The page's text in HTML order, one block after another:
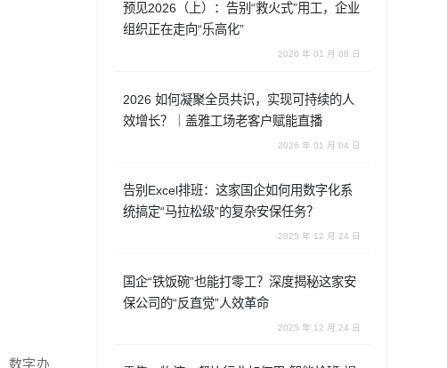
数字办
预见2026（上）：告别“救火式”用工，企业
组织正在走向“乐高化”
2026 年 01 月 08 日
2026 如何凝聚全员共识，实现可持续的人
效增长？｜盖雅工场老客户赋能直播
2026 年 01 月 04 日
告别Excel排班：这家国企如何用数字化系
统搞定“马拉松级”的复杂安保任务？
2025 年 12 月 24 日
国企“铁饭碗”也能打零工？深度揭秘这家安
保公司的“反直觉”人效革命
2025 年 12 月 24 日